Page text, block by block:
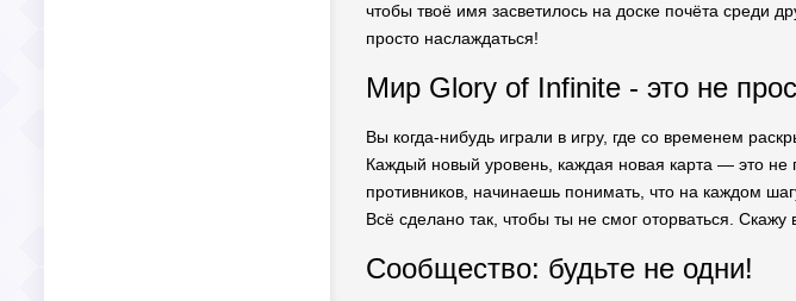
чтобы твоё имя засветилось на доске почёта среди
просто наслаждаться!
Мир Glory of Infinite - это не
Вы когда-нибудь играли в игру, где со временем
Каждый новый уровень, каждая новая карта — это не
противников, начинаешь понимать, что на каждом
Всё сделано так, чтобы ты не смог оторваться.
Сообщество: будьте не одни!